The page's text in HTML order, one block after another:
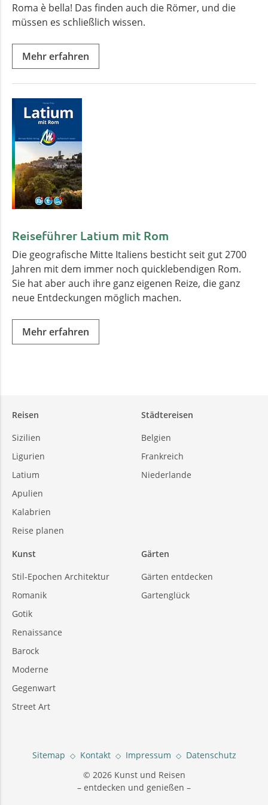
Roma è bella! Das finden auch die Römer, und die
müssen es schließlich wissen.
Mehr erfahren
Reiseführer Latium mit Rom
Die geografische Mitte Italiens besticht seit gut 2700
Jahren mit dem immer noch quicklebendigen Rom.
Sie hat aber auch ihre ganz eigenen Reize, die ganz
neue Entdeckungen möglich machen.
Mehr erfahren
Reisen
Sizilien
Ligurien
Latium
Apulien
Kalabrien
Reise planen
Städtereisen
Belgien
Frankreich
Niederlande
Kunst
Stil-Epochen Architektur
Romanik
Gotik
Renaissance
Barock
Moderne
Gegenwart
Street Art
Gärten
Gärten entdecken
Gartenglück
Sitemap Kontakt Impressum
Datenschutz
© 2026 Kunst und Reisen
– entdecken und genießen –